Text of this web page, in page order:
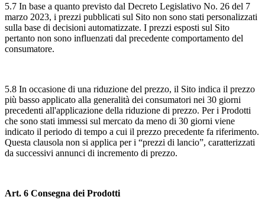
5.7 In base a quanto previsto dal Decreto Legislativo No. 26 del 7
marzo 2023, i prezzi pubblicati sul Sito non sono stati personalizzati
sulla base di decisioni automatizzate. I prezzi esposti sul Sito
pertanto non sono influenzati dal precedente comportamento del
consumatore.
5.8 In occasione di una riduzione del prezzo, il Sito indica il prezzo
più basso applicato alla generalità dei consumatori nei 30 giorni
precedenti all'applicazione della riduzione di prezzo. Per i Prodotti
che sono stati immessi sul mercato da meno di 30 giorni viene
indicato il periodo di tempo a cui il prezzo precedente fa riferimento.
Questa clausola non si applica per i “prezzi di lancio”, caratterizzati
da successivi annunci di incremento di prezzo.
Art. 6 Consegna dei Prodotti